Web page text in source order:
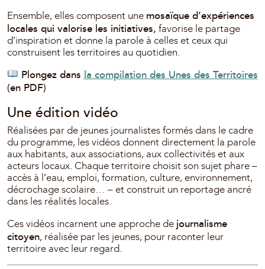
Ensemble, elles composent une mosaïque d’expériences
locales qui valorise les initiatives, favorise le partage
d’inspiration et donne la parole à celles et ceux qui
construisent les territoires au quotidien.
Plongez dans la compilation des Unes des Territoires
(en PDF)
Une édition vidéo
Réalisées par de jeunes journalistes formés dans le cadre
du programme, les vidéos donnent directement la parole
aux habitants, aux associations, aux collectivités et aux
acteurs locaux. Chaque territoire choisit son sujet phare –
accès à l’eau, emploi, formation, culture, environnement,
décrochage scolaire… – et construit un reportage ancré
dans les réalités locales.
Ces vidéos incarnent une approche de journalisme
citoyen, réalisée par les jeunes, pour raconter leur
territoire avec leur regard.